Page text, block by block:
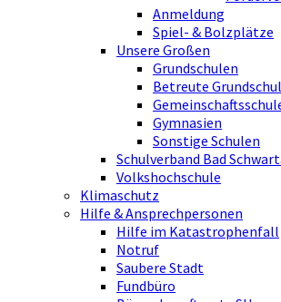
Anmeldung
Spiel- & Bolzplätze
Unsere Großen
Grundschulen
Betreute
Gymnasien
Sonstige Schulen
Schulverband Bad
Volkshochschule
Klimaschutz
Hilfe & Ansprechpersonen
Hilfe im Katastrophenfall
Notruf
Saubere Stadt
Fundbüro